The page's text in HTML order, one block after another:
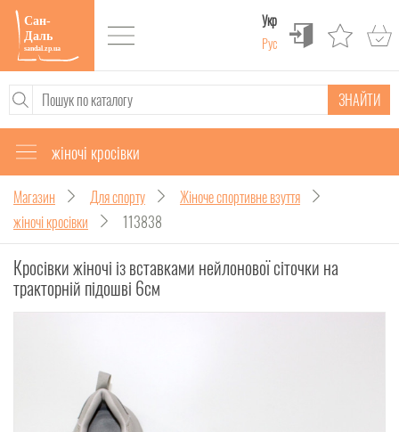
Укр
Рус
ЗНАЙТИ
жіночі кросівки
Магазин Для спорту
Жіноче спортивне взуття
жіночі кросівки
113838
Кросівки жіночі із вставками нейлонової сіточки на
тракторній підошві 6см